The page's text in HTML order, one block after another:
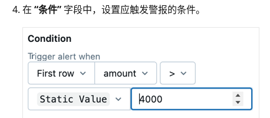
在 “条件” 字段中，设置应触发警报的条件。